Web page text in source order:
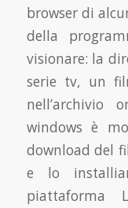
browser di
della
visionare: la
serie tv, un
nell’archivio
windows è
download del
e lo
piattaforma